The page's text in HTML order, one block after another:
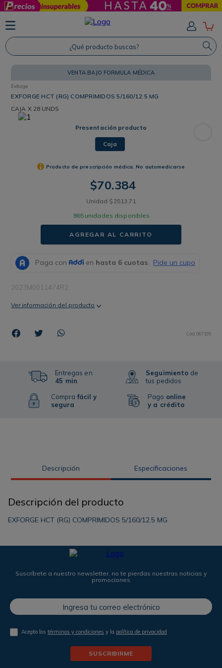
¿Qué producto buscas?
VENTA BAJO FORMULA MÉDICA
Exforge
EXFORGE HCT (RG) COMPRIMIDOS 5/160/12.5 MG
CAJA X 28 UNDS
Presentación producto
Caja
Producto de prescripción médica. No automedicarse
$70.384
Unidad $ 2513 ,71
865 unidades disponibles
AGREGAR AL CARRITO
2023M0011474R2
Ver información del producto
Cód:067195
Entregas en
45 min
Comprafácil y
segura
Seguimiento de
tus pedidos
Pago online
y a crédito
Descripción Especificaciones
Descripción del producto
EXFORGE HCT (RG) COMPRIMIDOS 5/160/12.5 MG
Suscríbete a nuestro newsletter, no te pierdas nuestras noticias y
promociones
Acepto lostérminos y condiciones y la política de privacidad
SUSCRIBIRME
TÉRMINOS MÁS BUSCADOS
1. Protector Solar
2. Shampoo
4. Savvy